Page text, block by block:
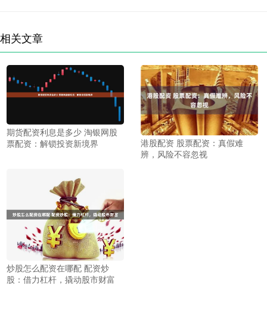
相关文章
期货配资利息是多少 淘银网股
票配资：解锁投资新境界
港股配资 股票配资：真假难
辨，风险不容忽视
炒股怎么配资在哪配 配资炒
股：借力杠杆，撬动股市财富